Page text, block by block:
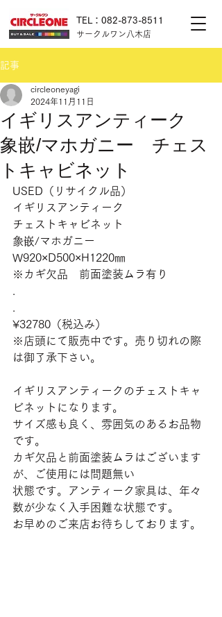
サークルワン八木店
TEL：082-873-8511
記事
イギリスアンティーク
象嵌/マホガニー チェス
トキャビネット
circleoneyagi
2024年11月11日
USED（リサイクル品）
イギリスアンティーク
チェストキャビネット
象嵌/マホガニー
W920×D500×H1220㎜
※カギ欠品　前面塗装ムラ有り
¥32780（税込み）
※店頭にて販売中です。売り切れの際
は御了承下さい。
イギリスアンティークのチェストキャ
ビネットになります。
サイズ感も良く、雰囲気のあるお品物
です。
カギ欠品と前面塗装ムラはございます
が、ご使用には問題無い
状態です。アンティーク家具は、年々
数が少なく入手困難な状態です。
お早めのご来店お待ちしております。